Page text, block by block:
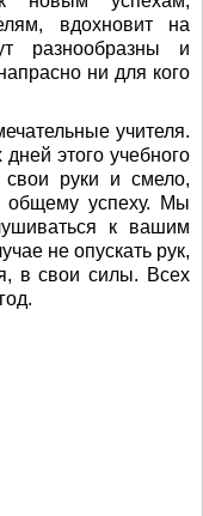
вдохновит на
разнообразны и
ни для кого
учителя.
этого учебного
руки и смело,
общему успеху. Мы
к вашим
не опускать рук,
в свои силы. Всех